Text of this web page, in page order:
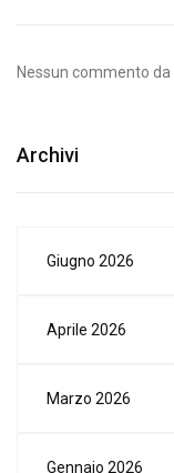
Nessun commento da
Archivi
Giugno 2026
Aprile 2026
Marzo 2026
Gennaio 2026